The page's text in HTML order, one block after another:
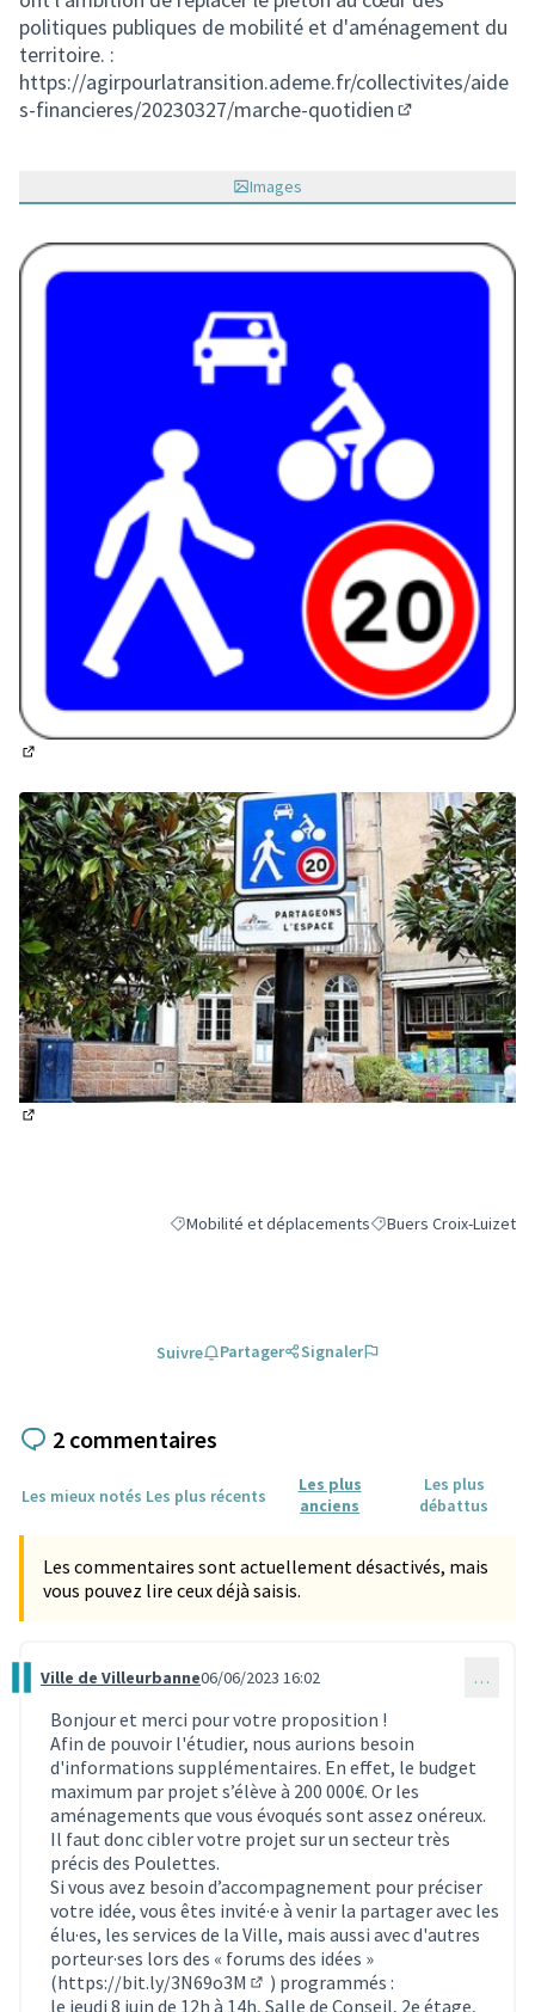
politiques publiques de mobilité et d'aménagement du
territoire. :
https://agirpourlatransition.ademe.fr/collectivites/aide
s-financieres/20230327/marche-quotidien
Images
Filtrer les résultats de la catégorie : Mobilité et
Mobilité et déplacementsFiltrer les résultats
Buers Croix-Luizet
Suivre Partager Signaler
2 commentaires
Les mieux notés Les plus récents
Les plus
anciens
Les plus
débattus
Les commentaires sont actuellement désactivés, mais
vous pouvez lire ceux déjà saisis.
Commentaire 2488
Ville de Villeurbanne06/06/2023 16:02 …
Bonjour et merci pour votre proposition !
Afin de pouvoir l'étudier, nous aurions besoin
d'informations supplémentaires. En effet, le budget
maximum par projet s’élève à 200 000€. Or les
aménagements que vous évoqués sont assez onéreux.
Il faut donc cibler votre projet sur un secteur très
précis des Poulettes.
Si vous avez besoin d’accompagnement pour préciser
votre idée, vous êtes invité·e à venir la partager avec les
élu·es, les services de la Ville, mais aussi avec d'autres
porteur·ses lors des « forums des idées »
(https://bit.ly/3N69o3M
(Lien externe)
) programmés :
le jeudi 8 juin de 12h à 14h, Salle de Conseil, 2e étage,